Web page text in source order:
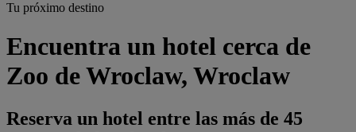
Tu próximo destino
Encuentra un hotel cerca de
Zoo de Wroclaw, Wroclaw
Reserva un hotel entre las más de 45